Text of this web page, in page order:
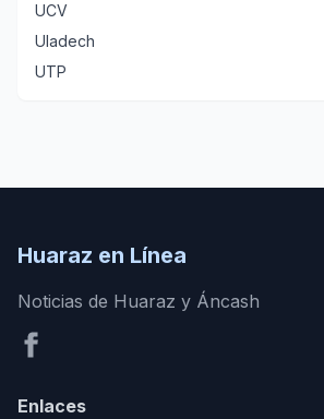
UCV
Uladech
UTP
Huaraz en Línea
Noticias de Huaraz y Áncash
Enlaces